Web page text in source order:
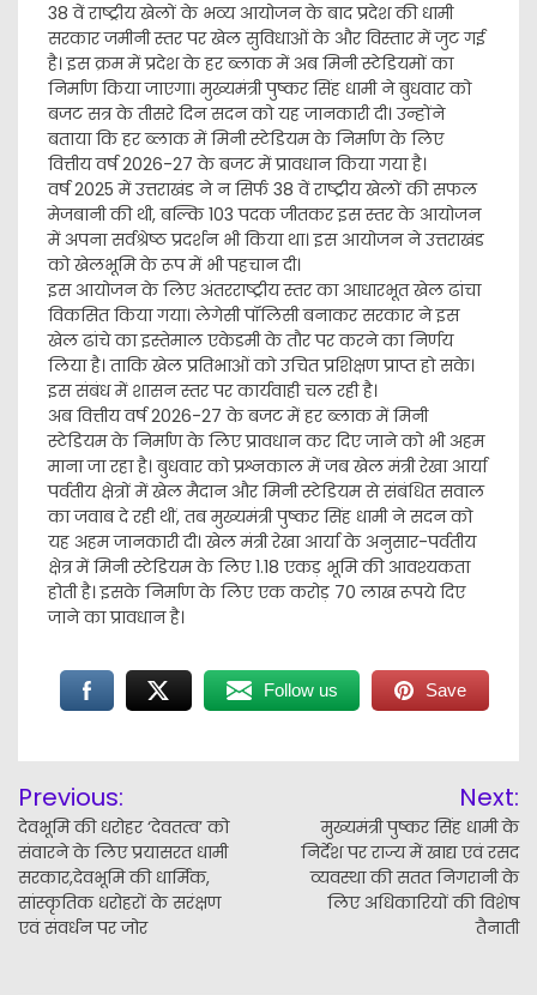
38 वें राष्ट्रीय खेलों के भव्य आयोजन के बाद प्रदेश की धामी
सरकार जमीनी स्तर पर खेल सुविधाओं के और विस्तार में जुट गई
है। इस क्रम में प्रदेश के हर ब्लाक में अब मिनी स्टेडियमों का
निर्माण किया जाएगा। मुख्यमंत्री पुष्कर सिंह धामी ने बुधवार को
बजट सत्र के तीसरे दिन सदन को यह जानकारी दी। उन्होंने
बताया कि हर ब्लाक में मिनी स्टेडियम के निर्माण के लिए
वित्तीय वर्ष 2026-27 के बजट में प्रावधान किया गया है।
वर्ष 2025 में उत्तराखंड ने न सिर्फ 38 वें राष्ट्रीय खेलों की सफल
मेजबानी की थी, बल्कि 103 पदक जीतकर इस स्तर के आयोजन
में अपना सर्वश्रेष्ठ प्रदर्शन भी किया था। इस आयोजन ने उत्तराखंड
को खेलभूमि के रूप में भी पहचान दी।
इस आयोजन के लिए अंतरराष्ट्रीय स्तर का आधारभूत खेल ढांचा
विकसित किया गया। लेगेसी पॉलिसी बनाकर सरकार ने इस
खेल ढांचे का इस्तेमाल एकेडमी के तौर पर करने का निर्णय
लिया है। ताकि खेल प्रतिभाओं को उचित प्रशिक्षण प्राप्त हो सके।
इस संबंध में शासन स्तर पर कार्यवाही चल रही है।
अब वित्तीय वर्ष 2026-27 के बजट में हर ब्लाक में मिनी
स्टेडियम के निर्माण के लिए प्रावधान कर दिए जाने को भी अहम
माना जा रहा है। बुधवार को प्रश्नकाल में जब खेल मंत्री रेखा आर्या
पर्वतीय क्षेत्रों में खेल मैदान और मिनी स्टेडियम से संबंधित सवाल
का जवाब दे रही थीं, तब मुख्यमंत्री पुष्कर सिंह धामी ने सदन को
यह अहम जानकारी दी। खेल मंत्री रेखा आर्या के अनुसार-पर्वतीय
क्षेत्र में मिनी स्टेडियम के लिए 1.18 एकड़ भूमि की आवश्यकता
होती है। इसके निर्माण के लिए एक करोड़ 70 लाख रूपये दिए
जाने का प्रावधान है।
Follow us Save
navigation
Previous:
देवभूमि की धरोहर ‘देवतत्व’ को
संवारने के लिए प्रयासरत धामी
सरकार,देवभूमि की धार्मिक,
सांस्कृतिक धरोहरों के सरंक्षण
एवं संवर्धन पर जोर
Next:
मुख्यमंत्री पुष्कर सिंह धामी के
निर्देश पर राज्य में खाद्य एवं रसद
व्यवस्था की सतत निगरानी के
लिए अधिकारियों की विशेष
तैनाती